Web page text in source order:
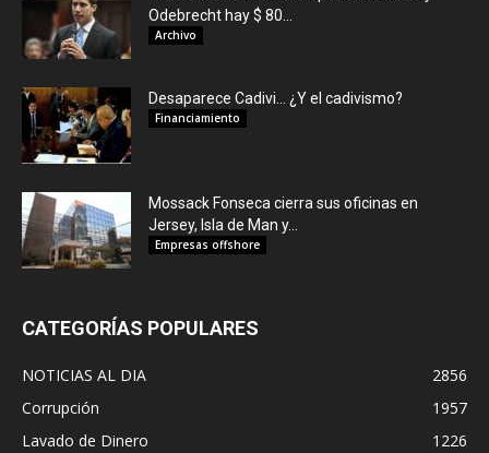
Odebrecht hay $ 80...
Archivo
Desaparece Cadivi… ¿Y el cadivismo?
Financiamiento
Mossack Fonseca cierra sus oficinas en
Jersey, Isla de Man y...
Empresas offshore
CATEGORÍAS POPULARES
NOTICIAS AL DIA
2856
Corrupción
1957
Lavado de Dinero
1226